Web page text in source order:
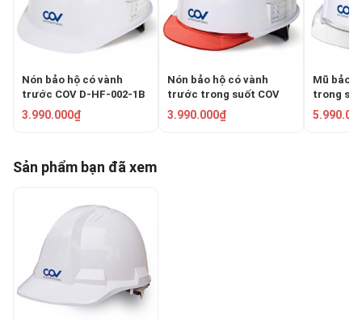
Nón bảo hộ có vành
trước COV D-HF-002-1B
3.990.000₫
Nón bảo hộ có vành
trước trong suốt COV
DH-0911092
3.990.000₫
Mũ bảo
trong
001-1A
Sản phẩm bạn đã xem